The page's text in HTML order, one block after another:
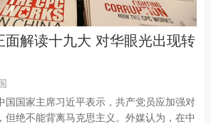
面解读十九大 对华眼光出现转
国家主席习近平表示，共产党员应加强对
但绝不能背离马克思主义。外媒认为，在中